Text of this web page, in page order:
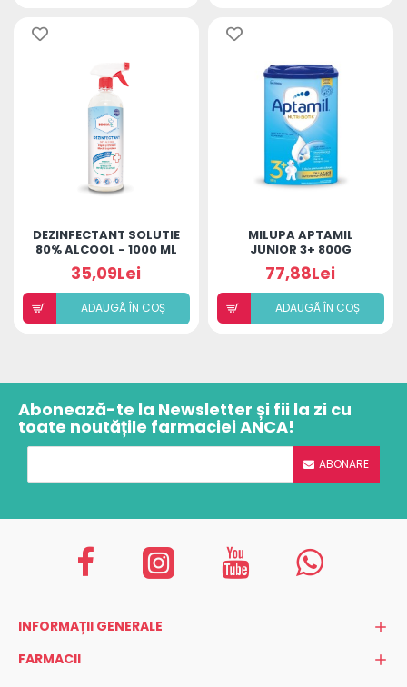
DEZINFECTANT SOLUTIE
80% ALCOOL - 1000 ML
- HIGIANCA
35,09Lei
ADAUGÃ ÎN COȘ
MILUPA APTAMIL
JUNIOR 3+ 800G
77,88Lei
ADAUGÃ ÎN COȘ
Abonează-te la Newsletter și fii la zi cu
toate noutățile farmaciei ANCA!
ABONARE
INFORMAȚII GENERALE
FARMACII